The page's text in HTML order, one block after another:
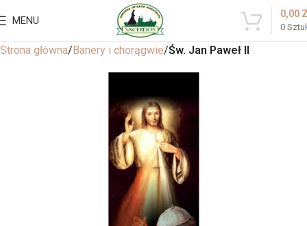
MENU
0
0,00
Strona główna Banery i chorągwie Św. Jan Paweł II